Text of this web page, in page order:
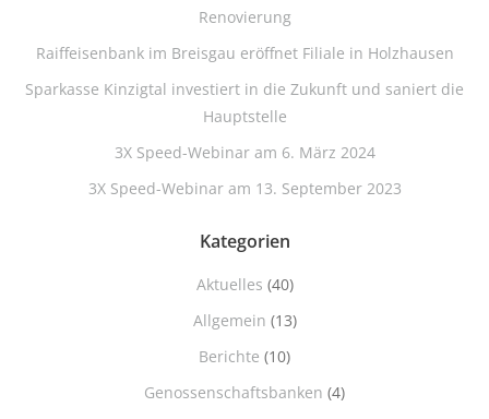
Renovierung
Raiffeisenbank im Breisgau eröffnet Filiale in Holzhausen
Sparkasse Kinzigtal investiert in die Zukunft und saniert die
Hauptstelle
3X Speed-Webinar am 6. März 2024
3X Speed-Webinar am 13. September 2023
Kategorien
Aktuelles (40)
Allgemein (13)
Berichte (10)
Genossenschaftsbanken (4)